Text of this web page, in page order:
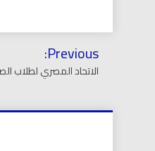
تصفّح
المقالات
Previous:
الاتحاد المصري لطلاب